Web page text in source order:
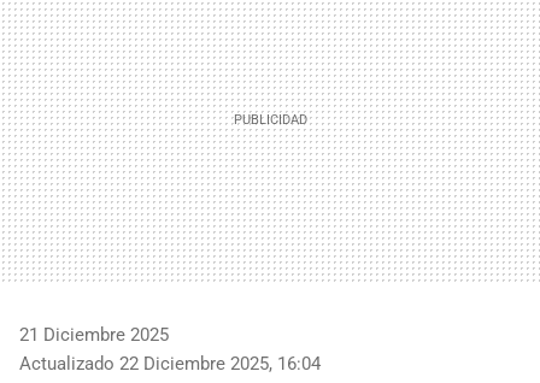
21 Diciembre 2025
Actualizado 22 Diciembre 2025, 16:04